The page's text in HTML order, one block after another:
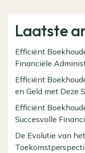
Laatste
Efficiënt
Financiële
Efficiënt
en Geld met Deze
Efficiënt
Succesvolle
De Evolutie van